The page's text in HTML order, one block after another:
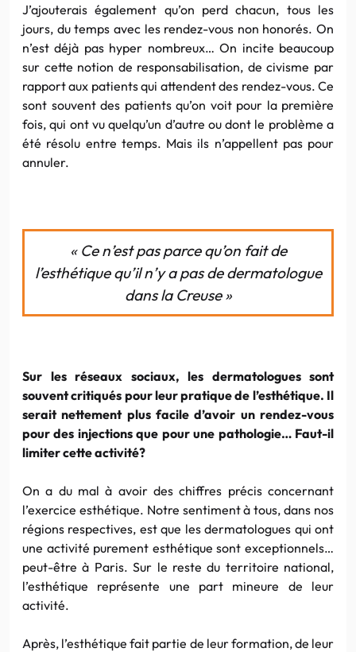
J’ajouterais également qu’on perd chacun, tous les
jours, du temps avec les rendez-vous non honorés. On
n’est déjà pas hyper nombreux… On incite beaucoup
sur cette notion de responsabilisation, de civisme par
rapport aux patients qui attendent des rendez-vous. Ce
sont souvent des patients qu’on voit pour la première
fois, qui ont vu quelqu’un d’autre ou dont le problème a
été résolu entre temps. Mais ils n’appellent pas pour
annuler.
« Ce n’est pas parce qu’on fait de
l’esthétique qu’il n’y a pas de dermatologue
dans la Creuse »
Sur les réseaux sociaux, les dermatologues sont
souvent critiqués pour leur pratique de l’esthétique. Il
serait nettement plus facile d’avoir un rendez-vous
pour des injections que pour une pathologie… Faut-il
limiter cette activité?
On a du mal à avoir des chiffres précis concernant
l’exercice esthétique. Notre sentiment à tous, dans nos
régions respectives, est que les dermatologues qui ont
une activité purement esthétique sont exceptionnels…
peut-être à Paris. Sur le reste du territoire national,
l’esthétique représente une part mineure de leur
activité.
Après, l’esthétique fait partie de leur formation, de leur